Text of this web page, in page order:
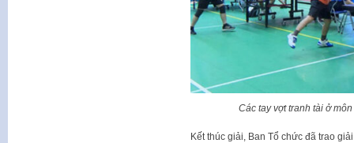
Các tay vợt tranh tài ở
Kết thúc giải, Ban Tổ chức đã trao